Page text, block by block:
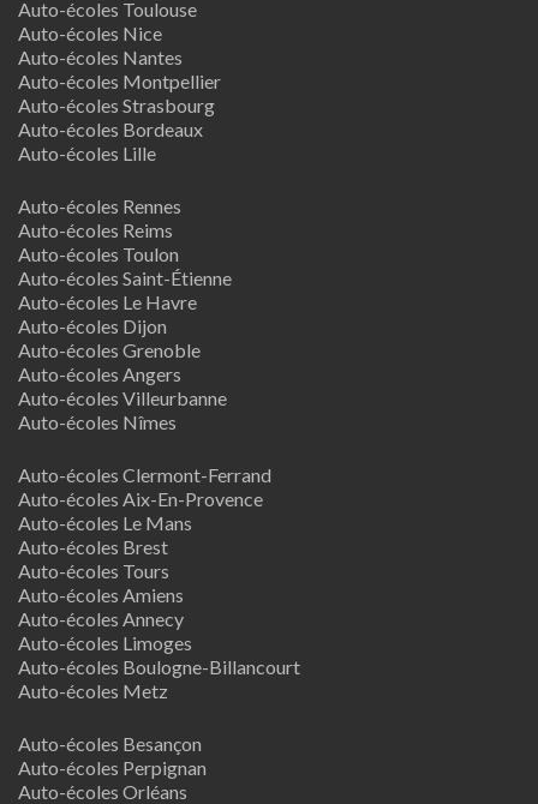
Auto-écoles Toulouse
Auto-écoles Nice
Auto-écoles Nantes
Auto-écoles Montpellier
Auto-écoles Strasbourg
Auto-écoles Bordeaux
Auto-écoles Lille
Auto-écoles Rennes
Auto-écoles Reims
Auto-écoles Toulon
Auto-écoles Saint-Étienne
Auto-écoles Le Havre
Auto-écoles Dijon
Auto-écoles Grenoble
Auto-écoles Angers
Auto-écoles Villeurbanne
Auto-écoles Nîmes
Auto-écoles Clermont-Ferrand
Auto-écoles Aix-En-Provence
Auto-écoles Le Mans
Auto-écoles Brest
Auto-écoles Tours
Auto-écoles Amiens
Auto-écoles Annecy
Auto-écoles Limoges
Auto-écoles Boulogne-Billancourt
Auto-écoles Metz
Auto-écoles Besançon
Auto-écoles Perpignan
Auto-écoles Orléans